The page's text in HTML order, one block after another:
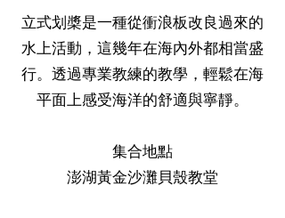
立式划槳是一種從衝浪板改良過來的
水上活動，這幾年在海內外都相當盛
行。透過專業教練的教學，輕鬆在海
平面上感受海洋的舒適與寧靜。
集合地點
澎湖黃金沙灘貝殼教堂